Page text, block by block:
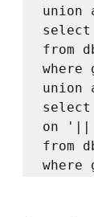
union
select
from
where
union
on '||
from
where